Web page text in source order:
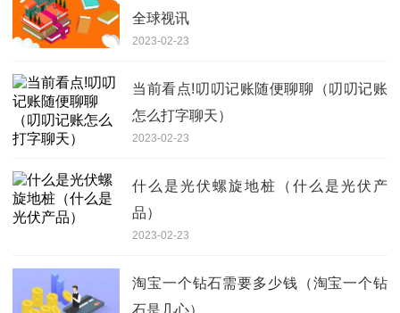
全球视讯
2023-02-23
当前看点!叨叨记账随便聊聊（叨叨记账
怎么打字聊天）
2023-02-23
什么是光伏螺旋地桩（什么是光伏产
品）
2023-02-23
淘宝一个钻石需要多少钱（淘宝一个钻
石是几心）